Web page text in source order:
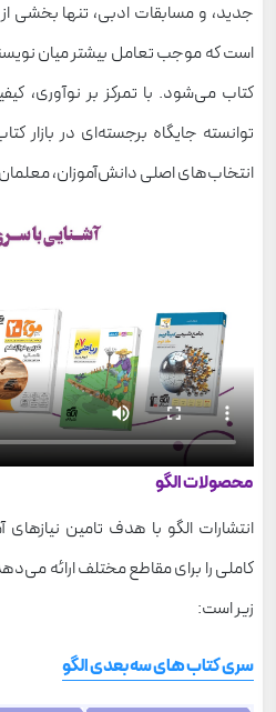
جدید، و مسابقات ادبی، تنها بخشی
است که موجب تعامل بیشتر میان
کتاب می‌شود. با تمرکز بر نوآوری،
توانسته جایگاه برجسته‌ای در بازار
انتخاب‌های اصلی دانش‌آموزان،
محصولات الگو
انتشارات الگو با هدف تامین
کاملی را برای مقاطع مختلف ارائه
زیر است:
سری کتاب های سه بعدی الگو